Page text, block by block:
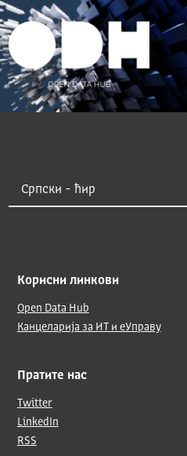
Корисни линкови
Open Data Hub
Канцеларија за ИТ и еУправу
Пратите нас
Twitter
LinkedIn
RSS